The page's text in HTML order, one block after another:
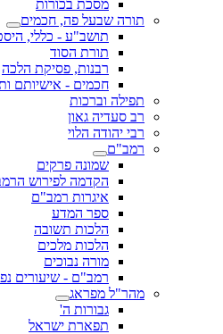
מסכת בכורות
תורה שבעל פה, חכמים
תושב"ע - כללי,
תורת הסוד
רבנות, פסיקת הלכה
חכמים - אישיותם
תפילה וברכות
רב סעדיה גאון
רבי יהודה הלוי
רמב"ם
שמונה פרקים
הקדמה לפירוש
איגרות רמב"ם
ספר המדע
הלכות תשובה
הלכות מלכים
מורה נבוכים
רמב"ם - שיעורים
מהר"ל מפראג
גבורות ה'
תפארת ישראל